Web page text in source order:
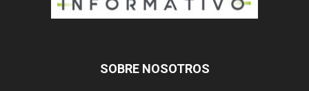
SOBRE NOSOTROS